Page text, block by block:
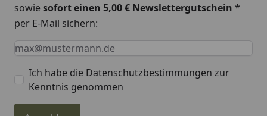
sowiesofort einen 5,00 € Newslettergutschein *
per E-Mail sichern:
Keine Eingabe erforderlich
Eingabe erforderlich
E-Mail *
Ich habe die Datenschutzbestimmungen zur
Kenntnis genommen